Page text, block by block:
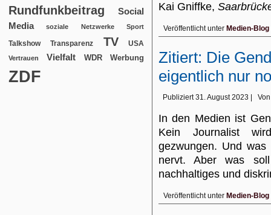
Rundfunkbeitrag
Social
Media
soziale Netzwerke Sport
Talkshow Transparenz TV USA
Vertrauen Vielfalt WDR Werbung
ZDF
Kai Gniffke,
Veröffentlicht unter Medien-Blog
Zitiert: Die
eigentlich nur
Publiziert 31. August 2023 Von
In den Medien ist
Kein Journalist
gezwungen. Und
nervt. Aber was
nachhaltiges und
Veröffentlicht unter Medien-Blog